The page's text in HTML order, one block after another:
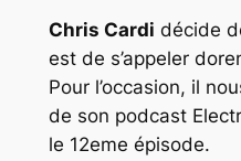
Chris Cardi décide
est de s’appeler
Pour l’occasion, il
de son podcast
le 12eme épisode.